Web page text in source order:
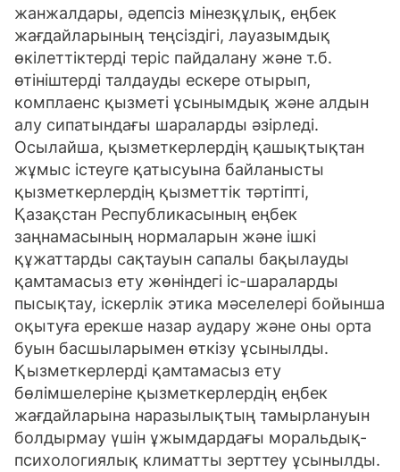
жанжалдары, әдепсіз мінезқұлық, еңбек
жағдайларының теңсіздігі, лауазымдық
өкілеттіктерді теріс пайдалану және т.б.
өтініштерді талдауды ескере отырып,
комплаенс қызметі ұсынымдық және алдын
алу сипатындағы шараларды әзірледі.
Осылайша, қызметкерлердің қашықтықтан
жұмыс істеуге қатысуына байланысты
қызметкерлердің қызметтік тәртіпті,
Қазақстан Республикасының еңбек
заңнамасының нормаларын және ішкі
құжаттарды сақтауын сапалы бақылауды
қамтамасыз ету жөніндегі іс-шараларды
пысықтау, іскерлік этика мәселелері бойынша
оқытуға ерекше назар аудару және оны орта
буын басшыларымен өткізу ұсынылды.
Қызметкерлерді қамтамасыз ету
бөлімшелеріне қызметкерлердің еңбек
жағдайларына наразылықтың тамырлануын
болдырмау үшін ұжымдардағы моральдық-
психологиялық климатты зерттеу ұсынылды.